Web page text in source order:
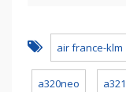
air france-klm
a320neo